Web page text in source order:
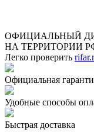
ОФИЦИАЛЬНЫЙ
НА ТЕРРИТОРИИ
Легко проверить
Официальная
Удобные способы
Быстрая доставка